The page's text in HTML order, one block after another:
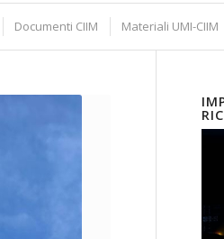
Documenti CIIM Materiali UMI-CIIM